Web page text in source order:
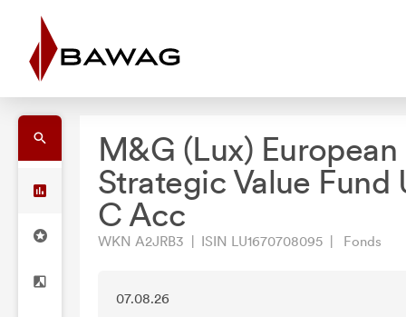
M&G (Lux) European
Strategic Value Fund
C Acc
WKN A2JRB3 | ISIN LU1670708095 | Fonds
07.08.26